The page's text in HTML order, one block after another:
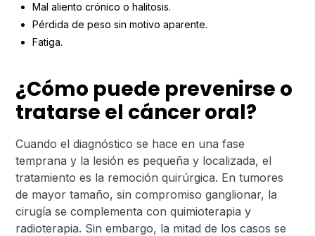
Mal aliento crónico o halitosis.
Pérdida de peso sin motivo aparente.
Fatiga.
¿Cómo puede prevenirse o
tratarse el cáncer oral?
Cuando el diagnóstico se hace en una fase
temprana y la lesión es pequeña y localizada, el
tratamiento es la remoción quirúrgica. En tumores
de mayor tamaño, sin compromiso ganglionar, la
cirugía se complementa con quimioterapia y
radioterapia. Sin embargo, la mitad de los casos se